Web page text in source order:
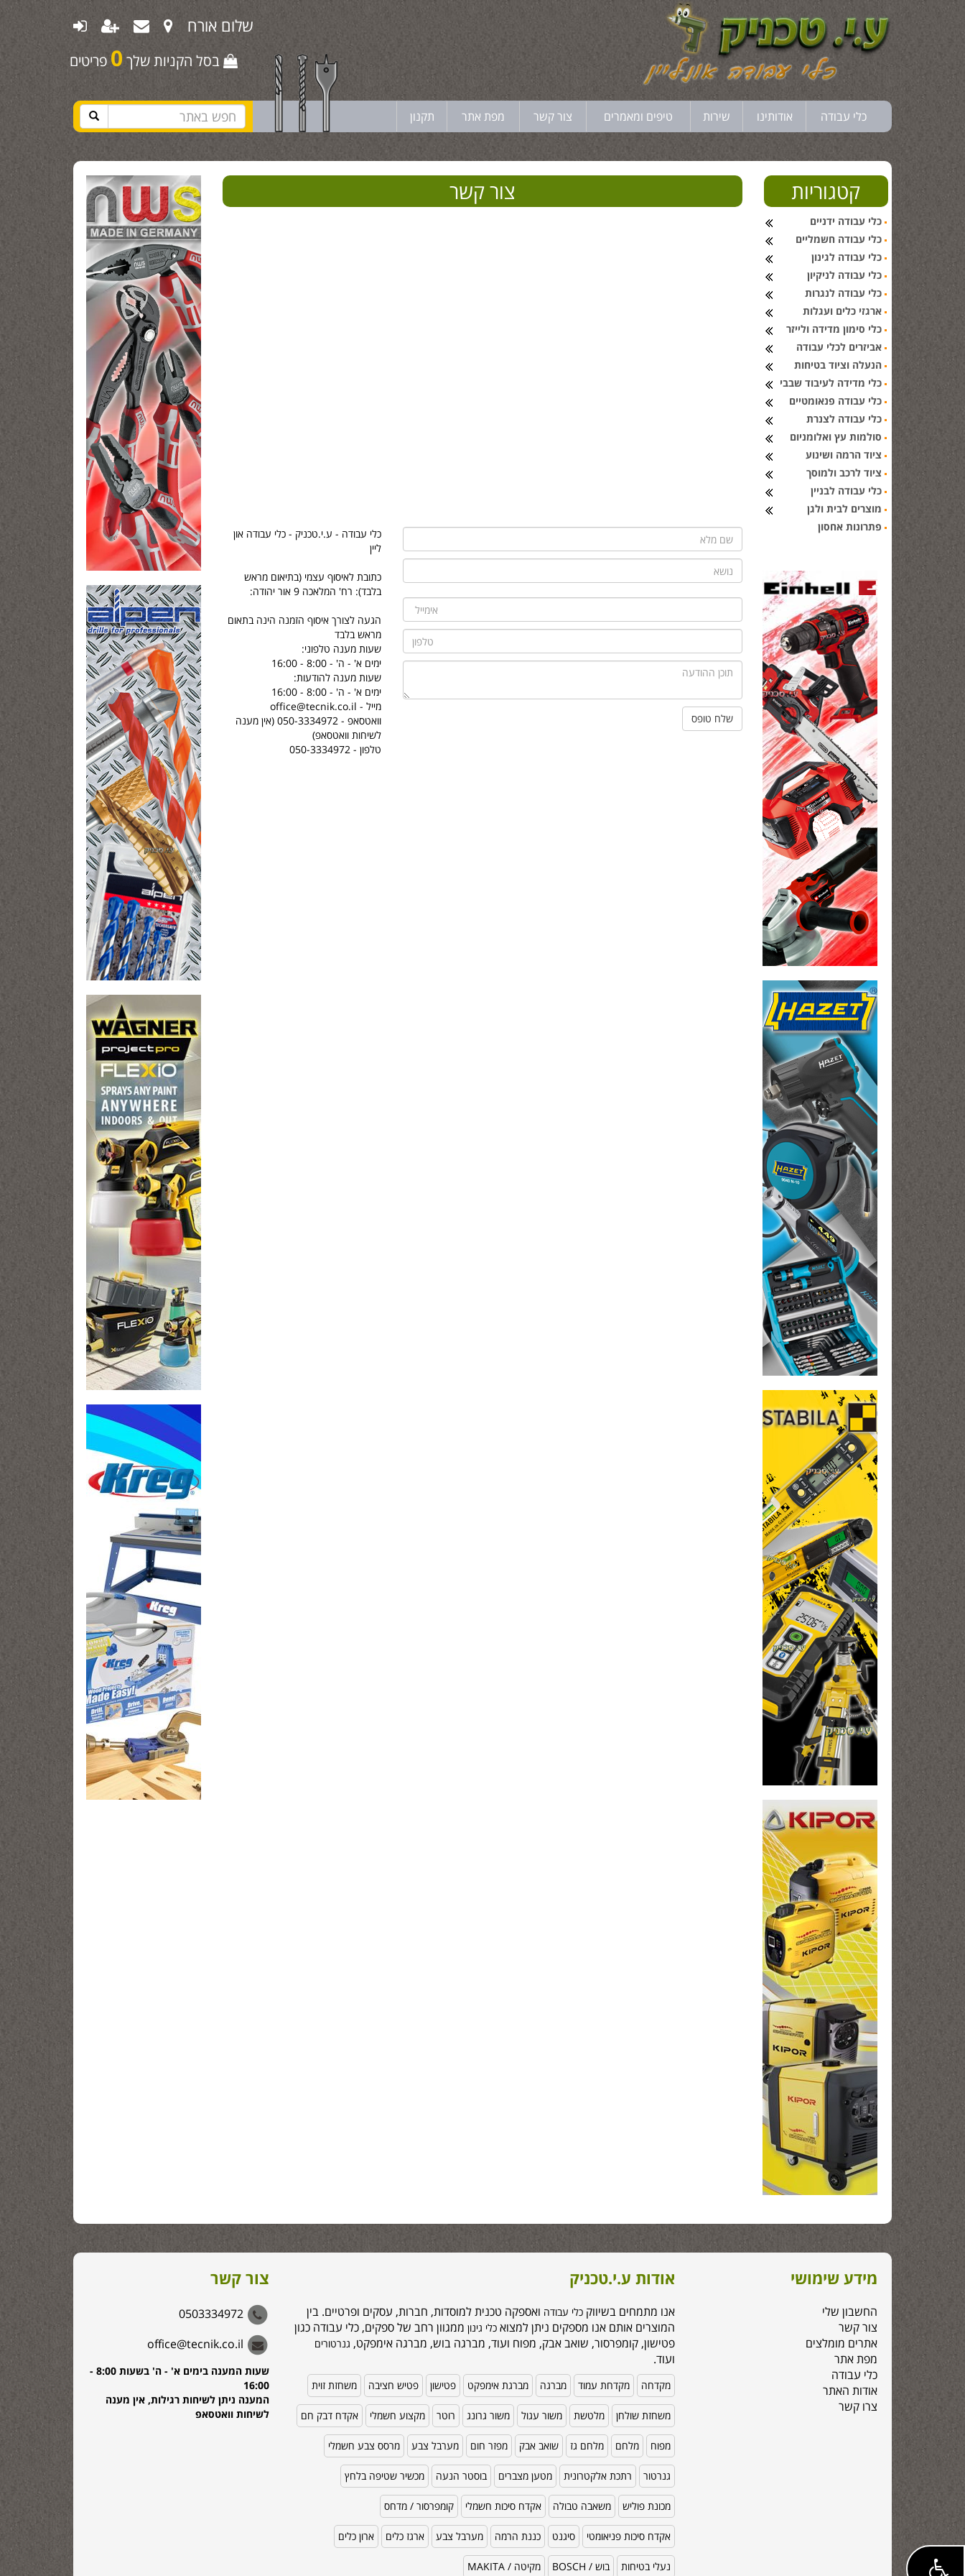
שלום אורח
בסל הקניות שלך 0 פריטים
כלי עבודה אודותינו שירות טיפים ומאמרים צור קשר מפת אתר תקנון
צור קשר
כלי עבודה - ע.י.טכניק - כלי עבודה און
ליין
כתובת לאיסוף עצמי (בתיאום מראש
בלבד): רח' המלאכה 9 אור יהודה:
הגעה לצורך איסוף הזמנה הינה בתאום
מראש בלבד
שעות מענה טלפוני:
ימים א' - ה' - 8:00 - 16:00
שעות מענה להודעות:
ימים א' - ה' - 8:00 - 16:00
מייל - office@tecnik.co.il
וואטסאפ - 050-3334972 (אין מענה
לשיחות וואטסאפ)
טלפון - 050-3334972
קטגוריות
צור קשר
0503334972
office@tecnik.co.il
שעות המענה בימים א' - ה' בשעות 8:00 -
16:00
המענה ניתן לשיחות רגילות, אין מענה
לשיחות וואטסאפ
אודות ע.י.טכניק
אנו מתמחים בשיווקכלי עבודה ואספקה טכנית למוסדות, חברות, עסקים ופרטיים. בין
המוצרים אותם אנו מספקים ניתן למצואכלי גינון ממגוון רחב של ספקים, כלי עבודה כגון
פטישון, קומפרסור, שואב אבק, מפוח ועוד, מברגה בוש, מברגה אימפקט, גנרטורים
ועוד.
מקדחה מקדחת עמוד מברגה מברגת אימפקט פטישון פטיש חציבה משחזת זוית
משחזת שולחן מלטשת משור עגול משור גרונג רוטר מקצוע חשמלי אקדח דבק חם
מפוח מלחם מלחם גז שואב אבק מפזר חום מערבל צבע מרסס צבע חשמלי
גנרטור רתכת אלקטרונית מטען מצברים בוסטר הנעה מכשיר שטיפה בלחץ
מכונת פוליש משאבה טבולה אקדח סיכות חשמלי קומפרסור / מדחס
אקדח סיכות פניאומטי סיגנט כננת הרמה מערבל צבע ארגז כלים ארון כלים
נעלי בטיחות בוש / BOSCH מקיטה / MAKITA
מידע שימושי
החשבון שלי
צור קשר
אתרים מומלצים
מפת אתר
כלי עבודה
אודות האתר
צרו קשר
כלי עבודה ידניים
כלי עבודה חשמליים
כלי עבודה לגינון
כלי עבודה לניקיון
כלי עבודה לנגרות
ארגזי כלים ועגלות
כלי סימון מדידה ולייזר
אביזרים לכלי עבודה
הנעלה וציוד בטיחות
כלי מדידה לעיבוד שבבי
כלי עבודה פנאומטיים
כלי עבודה לצנרת
סולמות עץ ואלומניום
ציוד הרמה ושינוע
ציוד לרכב ולמוסך
כלי עבודה לבניין
מוצרים לבית ולגן
פתרונות אחסון